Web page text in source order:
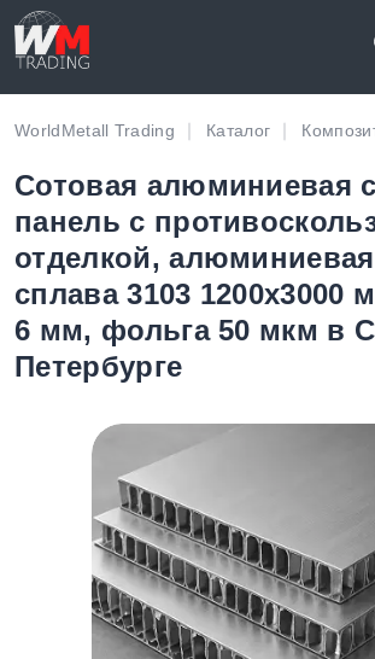
WorldMetall Trading Каталог
Сотовая алюминиевая
панель с
отделкой, алюминиевая
сплава 3103 1200х3000
6 мм, фольга 50 мкм в
Петербурге